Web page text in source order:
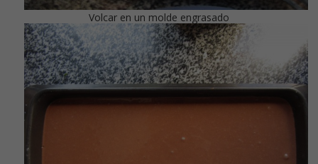
Volcar en un molde engrasado